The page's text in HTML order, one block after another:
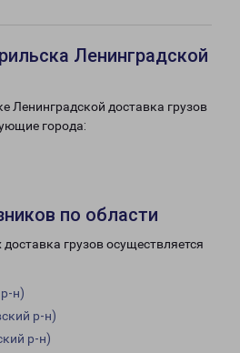
Ленинградской
Ленинградской доставка грузов
города:
по области
грузов осуществляется
н)
р-н)
р-н)